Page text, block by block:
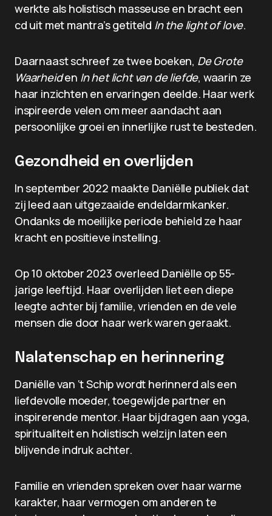
werkte als holistisch masseuse en bracht een
cd uit met mantra’s getiteld In the light of love.
Daarnaast schreef ze twee boeken, De Grote
Waarheiden In het licht van de liefde, waarin ze
haar inzichten en ervaringen deelde. Haar werk
inspireerde velen om meer aandacht aan
persoonlijke groei en innerlijke rust te besteden.
Gezondheid en overlijden
In september 2022 maakte Daniëlle publiek dat
zij leed aan uitgezaaide endeldarmkanker.
Ondanks de moeilijke periode behield ze haar
kracht en positieve instelling.
Op 10 oktober 2023 overleed Daniëlle op 55-
jarige leeftijd. Haar overlijden liet een diepe
leegte achter bij familie, vrienden en de vele
mensen die door haar werk waren geraakt.
Nalatenschap en herinnering
Daniëlle van ‘t Schip wordt herinnerd als een
liefdevolle moeder, toegewijde partner en
inspirerende mentor. Haar bijdragen aan yoga,
spiritualiteit en holistisch welzijn laten een
blijvende indruk achter.
Familie en vrienden spreken over haar warme
karakter, haar vermogen om anderen te